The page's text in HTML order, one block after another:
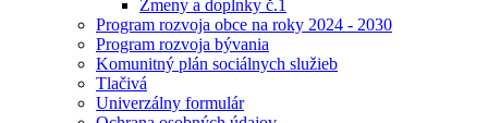
Zmeny a doplnky č.1
Program rozvoja obce na roky 2024 - 2030
Program rozvoja bývania
Komunitný plán sociálnych služieb
Tlačivá
Univerzálny formulár